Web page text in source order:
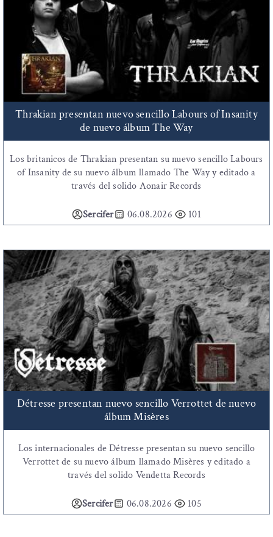
Thrakian presentan nuevo sencillo Labours of Insanity
de nuevo álbum The Way
Los britanicos de Thrakian presentan su nuevo sencillo Labours
of Insanity de su nuevo álbum llamado The Way y editado a
través del solido Aonair Records
Sercifer 06.08.2026 101
Détresse presentan nuevo sencillo Verrottet de nuevo
álbum Misères
Los internacionales de Détresse presentan su nuevo sencillo
Verrottet de su nuevo álbum llamado Misères y editado a
través del solido Vendetta Records
Sercifer 06.08.2026 105